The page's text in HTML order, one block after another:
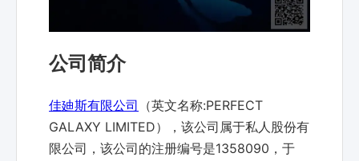
公司简介
佳廸斯有限公司 （英文名称:PERFECT
GALAXY LIMITED），该公司属于私人股份有
限公司，该公司的注册编号是1358090，于